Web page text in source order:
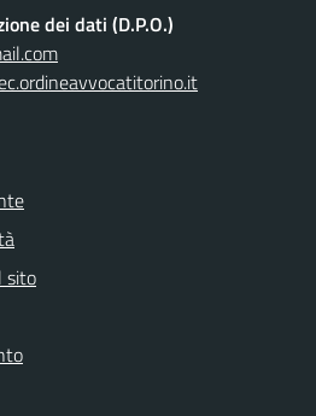
dei dati (D.P.O.)
sito